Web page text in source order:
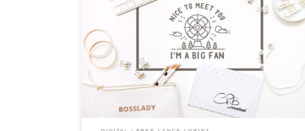
Les médias et la société débattent souvent sur le statut des
travailleurs indépendants...